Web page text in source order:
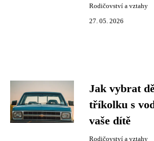
Rodičovství a vztahy
27. 05. 2026
Jak vybrat
tříkolku s
vaše dítě
Rodičovství a vztahy